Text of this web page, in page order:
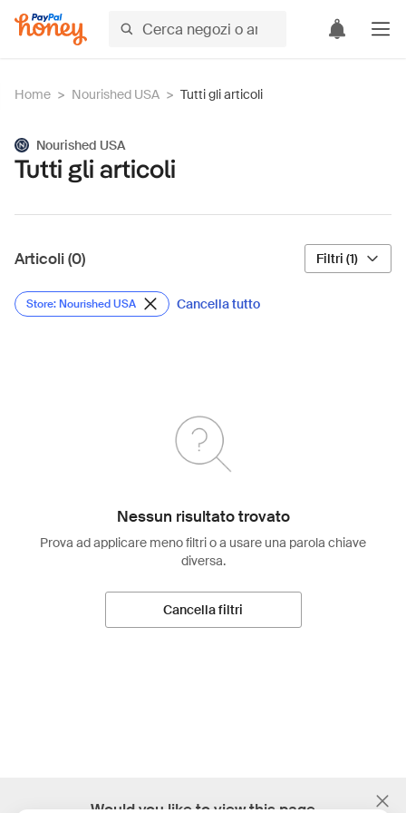
Home > Nourished USA > Tutti gli articoli
Nourished USA
Tutti gli articoli
Articoli (0) Filtri (1)
Store: Nourished USA Cancella tutto
Nessun risultato trovato
Prova ad applicare meno filtri o a usare una parola chiave
diversa.
Cancella filtri